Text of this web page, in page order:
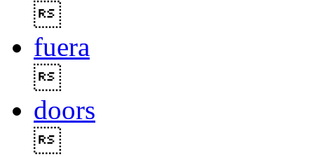
fuera
doors